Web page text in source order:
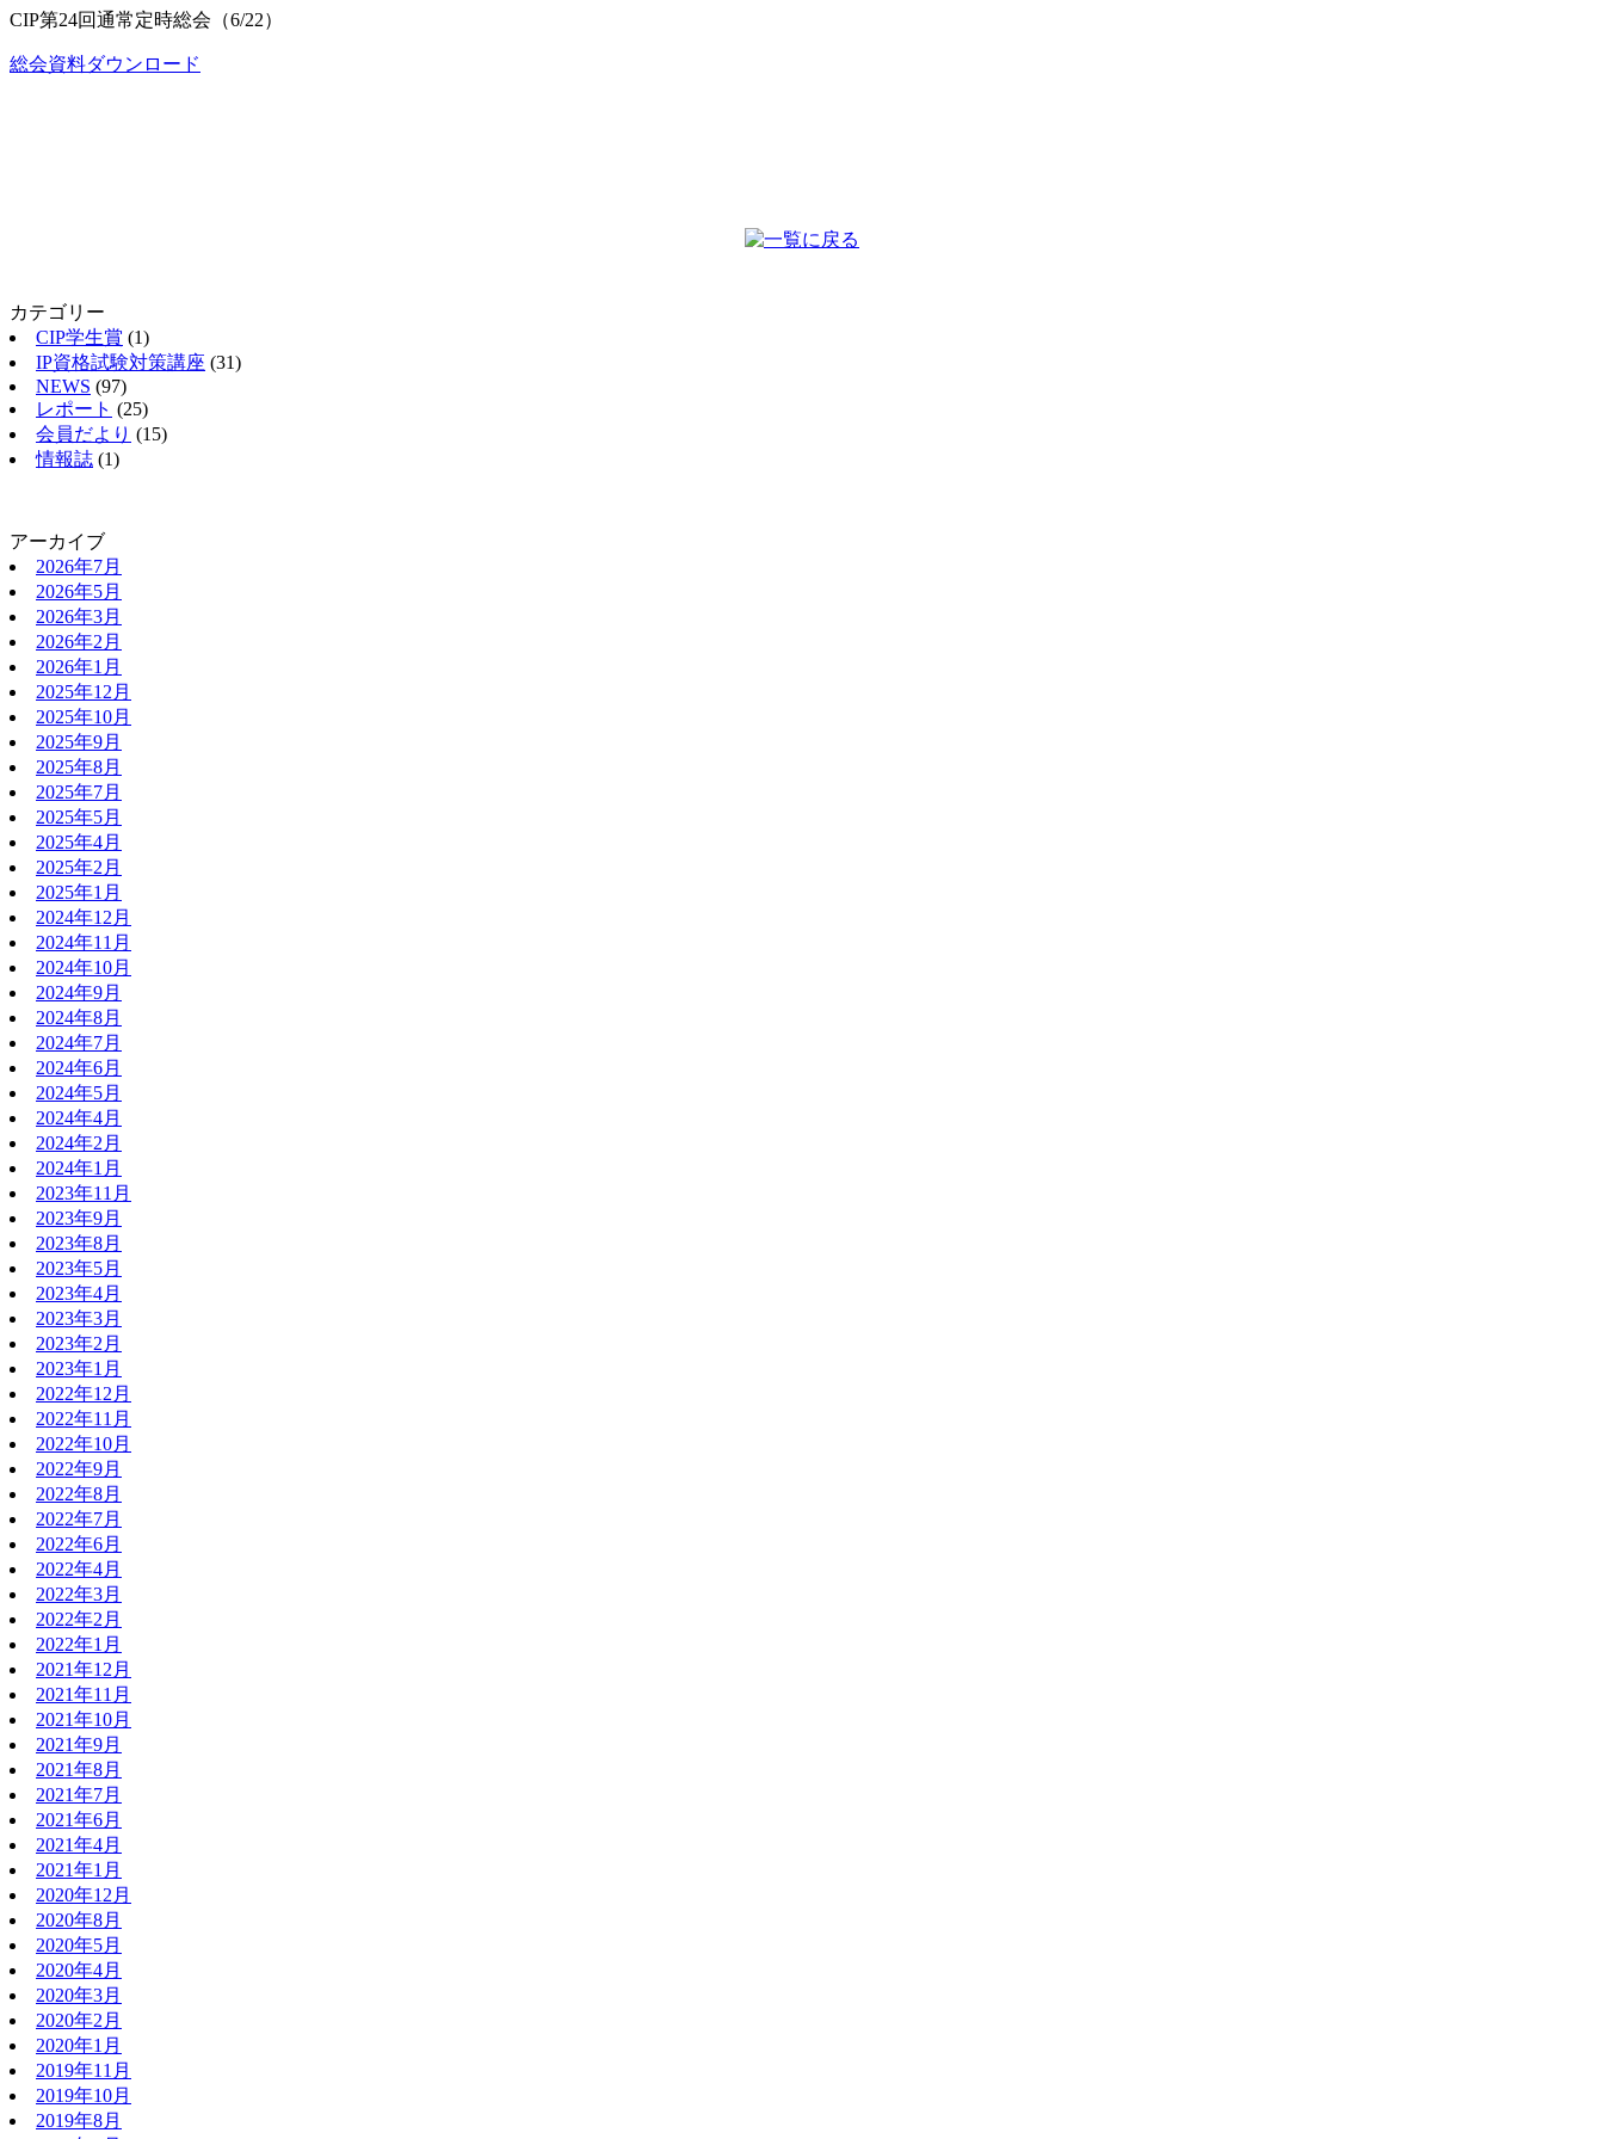
CIP第24回通常定時総会（6/22）
総会資料ダウンロード
カテゴリー
CIP学生賞 (1)
IP資格試験対策講座 (31)
NEWS (97)
レポート (25)
会員だより (15)
情報誌 (1)
アーカイブ
2026年7月
2026年5月
2026年3月
2026年2月
2026年1月
2025年12月
2025年10月
2025年9月
2025年8月
2025年7月
2025年5月
2025年4月
2025年2月
2025年1月
2024年12月
2024年11月
2024年10月
2024年9月
2024年8月
2024年7月
2024年6月
2024年5月
2024年4月
2024年2月
2024年1月
2023年11月
2023年9月
2023年8月
2023年5月
2023年4月
2023年3月
2023年2月
2023年1月
2022年12月
2022年11月
2022年10月
2022年9月
2022年8月
2022年7月
2022年6月
2022年4月
2022年3月
2022年2月
2022年1月
2021年12月
2021年11月
2021年10月
2021年9月
2021年8月
2021年7月
2021年6月
2021年4月
2021年1月
2020年12月
2020年8月
2020年5月
2020年4月
2020年3月
2020年2月
2020年1月
2019年11月
2019年10月
2019年8月